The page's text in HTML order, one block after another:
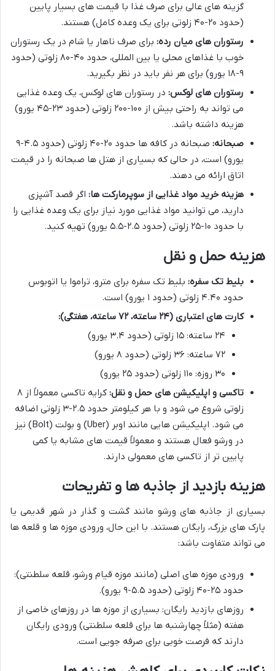
گزینه های عالی برای صرف غذا با قیمت های بسیار پایین
(حدود ۲۰-۴۰ زلوتی برای یک وعده کامل) هستند.
رستوران های میان رده: برای صرف ناهار یا شام در یک رستوران
خوب با غذاهای محلی یا بین المللی، حدود ۴۰-۸۰ زلوتی (حدود
۹-۱۸ یورو) برای هر نفر باید در نظر بگیرید.
رستوران های لوکس: در رستوران های لوکس، یک وعده غذایی
می تواند به راحتی بیش از ۱۰۰-۲۰۰ زلوتی (حدود ۲۳-۴۵ یورو)
هزینه داشته باشد.
صبحانه:
صبحانه در کافه ها حدود ۲۰-۴۰ زلوتی (حدود ۴.۵-۹
یورو) است، در حالی که بسیاری از هتل ها صبحانه را در قیمت
اتاق ارائه می دهند.
هزینه خرید مواد غذایی از سوپرمارکت ها: اگر قصد آشپزی
دارید، می توانید مواد غذایی مورد نیاز برای یک وعده غذایی را
با حدود ۱۰-۲۵ زلوتی (حدود ۲.۵-۵.۵ یورو) تهیه کنید.
هزینه حمل و نقل
بلیط تک سفره: بلیط تک سفره برای مترو، تراموا یا اتوبوس
حدود ۴.۴۰ زلوتی (حدود ۱ یورو) است.
کارت های اعتباری (۲۴ ساعته، ۷۲ ساعته، هفتگی):
۲۴ ساعته: ۱۵ زلوتی (حدود ۳.۴ یورو)
۷۲ ساعته: ۳۶ زلوتی (حدود ۸ یورو)
۳۰ روزه: ۱۱۰ زلوتی (حدود ۲۵ یورو)
تاکسی و اپلیکیشن های حمل و نقل:
کرایه تاکسی معمولاً از ۸
زلوتی شروع می شود و با هر کیلومتر حدود ۲.۵-۳ زلوتی اضافه
می شود. اپلیکیشن هایی مانند اوبر (Uber) و بولت (Bolt) نیز
در ورشو فعال هستند و معمولاً قیمت های مشابه یا کمی
پایین تر از تاکسی های معمولی دارند.
هزینه بازدید از جاذبه ها و تفریحات
بسیاری از جاذبه های ورشو مانند گشت و گذار در شهر قدیمی یا
پارک های بزرگ، رایگان هستند. با این حال، ورودی موزه ها و قلعه ها
می تواند متفاوت باشد:
ورودی موزه های اصلی (مانند موزه قیام ورشو، قلعه سلطنتی):
حدود ۲۵-۴۰ زلوتی (حدود ۵.۵-۹ یورو).
روزهای بازدید رایگان: بسیاری از موزه ها در روزهای خاصی از
هفته (مثلاً چهارشنبه ها برای قلعه سلطنتی) ورودی رایگان
دارند که فرصت خوبی برای صرفه جویی است.